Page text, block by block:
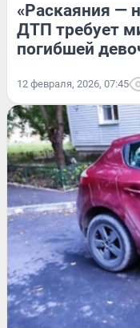
«Раскаяния —
ДТП требует
погибшей
12 февраля, 2026, 07:45